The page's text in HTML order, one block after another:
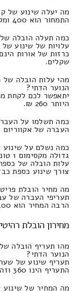
מה יעלה שינוע של
התמחור הוא 400 ומקסימום 210 שקל.
כמה תעלה הובלה
עלויות של שינוע
שקלים.
מהי עלות הובלה של
הנוער הדתי?
היותר 260 ₪.
כמה תשלמו על
העברה של אקווריום העלות הינו
כמה נשלם על שינוע
גדולה מקסימום 1 טונות בסביבת כפר הנוער הדתי?
עלות הובלה של
צורך שינוע כספת כבדה המחירון
מה מחיר הובלת
תעריפי העברה של
הרבה המחיר הוא 400 ולכל היותר 180 שקל.
מחירון הובלת
מהו תעריף הובלה
הנוער הדתי?
תעריף שינוע של
התעריף הינו 360 וזה מגיע עד 200 שקלים.
מה המחיר של שינוע